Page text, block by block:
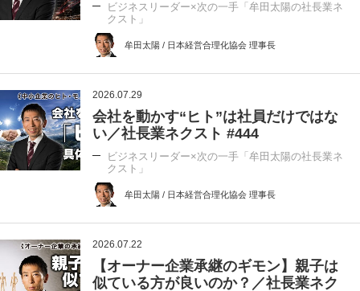
ビジネスリーダー×次の一手「牟田太陽の社長業ネ
クスト」
牟田太陽 / 日本経営合理化協会 理事長
2026.07.29
会社を動かす“ヒト”は社員だけではな
い／社長業ネクスト #444
ビジネスリーダー×次の一手「牟田太陽の社長業ネ
クスト」
牟田太陽 / 日本経営合理化協会 理事長
2026.07.22
【オーナー企業承継のギモン】親子は
似ている方が良いのか？／社長業ネク